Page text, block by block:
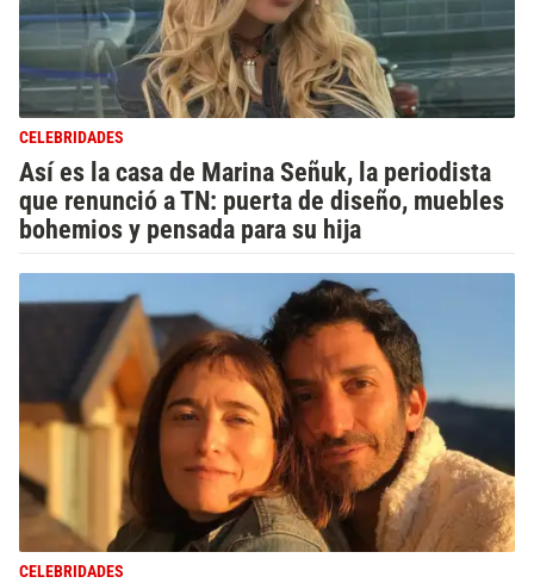
CELEBRIDADES
Así es la casa de Marina Señuk, la periodista
que renunció a TN: puerta de diseño, muebles
bohemios y pensada para su hija
CELEBRIDADES